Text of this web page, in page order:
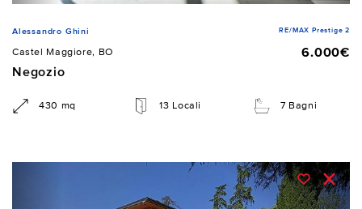
Alessandro Ghini RE/MAX Prestige 2
Castel Maggiore, BO
6.000€
Negozio
430 mq 13 Locali 7 Bagni